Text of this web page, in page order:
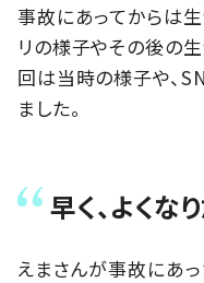
事故にあってからは
リの様子やその後の
回は当時の様子や、
ました。
早く、よくな
えまさんが事故にあ